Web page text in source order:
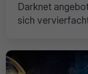
Darknet
sich